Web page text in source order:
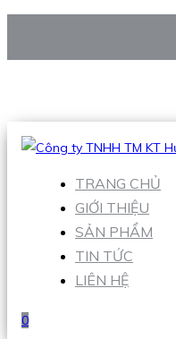
Hotline:0938 906 663
TRANG CHỦ
GIỚI THIỆU
SẢN PHẨM
TIN TỨC
LIÊN HỆ
0